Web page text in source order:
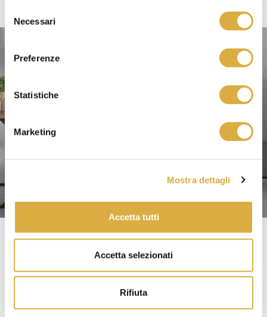
delNecessari
Preferenze
Statistiche
Marketing
Mostra dettagli
Accetta tutti
Accetta selezionati
Rifiuta
Sopravasca
Le soluzioni sopravasca progettate da Ferbox
consentono di affiancare alle proprietà rilassanti della
doccia. La versatilità dei nostri modelli include
soluzioni parziali, che si possono anche ripiegare a